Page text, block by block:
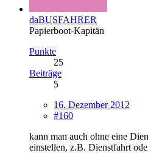
daBUSFAHRER
Papierboot-Kapitän
Punkte
25
Beiträge
5
16. Dezember 2012
#160
kann man auch ohne eine
einstellen, z.B. Dienstfahrt